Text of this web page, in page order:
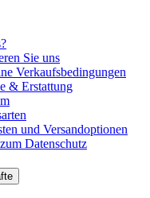
Sie uns
Verkaufsbedingungen
& Erstattung
und Versandoptionen
Datenschutz